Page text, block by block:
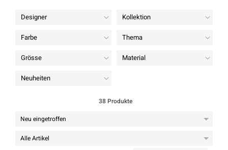
Designer Kollektion
Farbe Thema
Grösse Material
Neuheiten
38 Produkte